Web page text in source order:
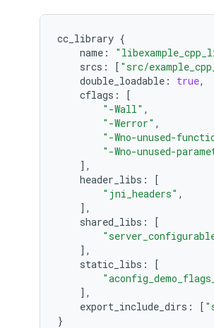
cc_library {
name :
srcs : [ "src/
double_loadable : true,
cflags :
[
"-Wall" ,
"-Werror" ,
"-Wno-unused-
"-Wno-unused-
],
header_libs :
[
"jni_headers" ,
],
shared_libs :
[
],
static_libs :
[
],
export_include_dirs : [
}